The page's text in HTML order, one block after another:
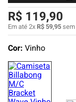
R$ 119,90
Em até2xR$ 59,95
Cor: Vinho
4º
boardshort
5º
camiseta
6º
bermuda
8º
carteira
9º
mochila